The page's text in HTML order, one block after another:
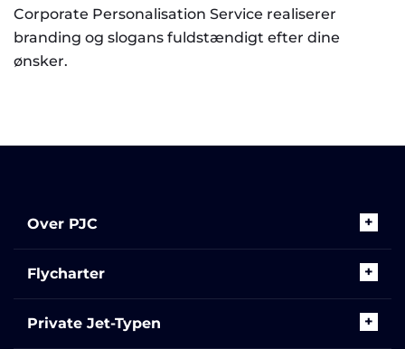
Corporate Personalisation Service realiserer
branding og slogans fuldstændigt efter dine
ønsker.
Over PJC
Flycharter
Private Jet-Typen